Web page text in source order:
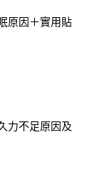
原因＋實用貼
力不足原因及